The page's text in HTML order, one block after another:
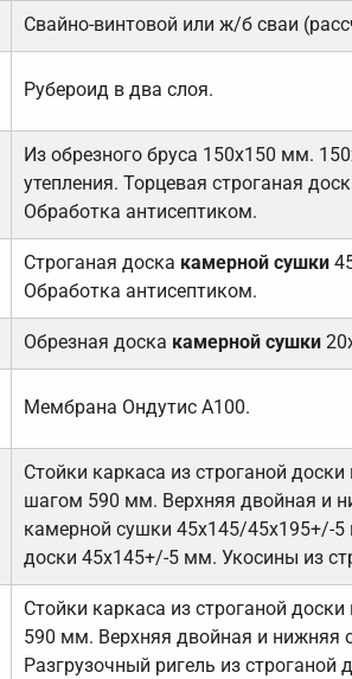
Свайно-винтовой или ж/б сваи
Рубероид в два слоя.
Из обрезного бруса 150х150 мм.
утепления. Торцевая строганая
Обработка антисептиком.
Строганая доска камерной сушки
Обработка антисептиком.
Обрезная доска камерной сушки
Мембрана Ондутис А100.
Стойки каркаса из строганой
шагом 590 мм. Верхняя двойная и
камерной сушки 45х145/45х195+/-5
доски 45х145+/-5 мм. Укосины из
Стойки каркаса из строганой
590 мм. Верхняя двойная и нижняя
Разгрузочный ригель из